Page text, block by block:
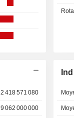
2 418 571 080
9 062 000 000